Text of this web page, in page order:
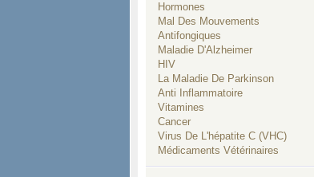
Hormones
Mal Des Mouvements
Antifongiques
Maladie D'Alzheimer
HIV
La Maladie De Parkinson
Anti Inflammatoire
Vitamines
Cancer
Virus De L'hépatite C (VHC)
Médicaments Vétérinaires